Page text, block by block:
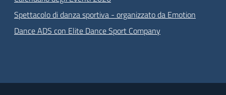
Spettacolo di danza sportiva - organizzato da Emotion
Dance ADS con Elite Dance Sport Company